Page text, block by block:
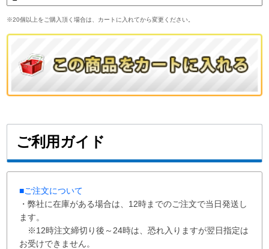
※20個以上をご購入頂く場合は、カートに入れてから変更ください。
ご利用ガイド
■ご注文について
・弊社に在庫がある場合は、12時までのご注文で当日発送し
ます。
※12時注文締切り後～24時は、恐れ入りますが翌日指定は
お受けできません。